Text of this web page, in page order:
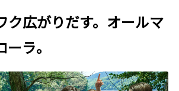
ク広がりだす。オールマ
ラ。